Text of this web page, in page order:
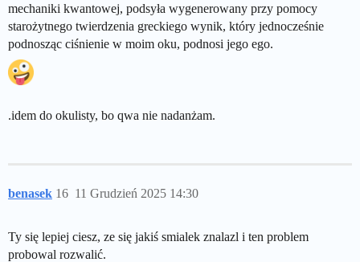
mechaniki kwantowej, podsyła wygenerowany przy pomocy
starożytnego twierdzenia greckiego wynik, który jednocześnie
podnosząc ciśnienie w moim oku, podnosi jego ego.
.idem do okulisty, bo qwa nie nadanżam.
benasek 11 Grudzień 2025 14:30
16
Ty się lepiej ciesz, ze się jakiś smialek znalazl i ten problem
probowal rozwalić.